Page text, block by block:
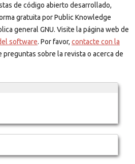
de código abierto desarrollado,
gratuita por Public Knowledge
general GNU. Visite la página web de
software. Por favor, contacte con la
sobre la revista o acerca de